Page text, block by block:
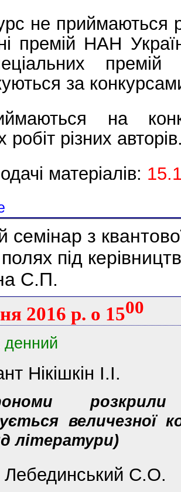
не приймаються
премій НАН
за
на
робіт різних
матеріалів:
семінар з
під
С.П.
2016 р. о 1500
денний
Нікішкін І.І.
величезної
літератури)
С.О.